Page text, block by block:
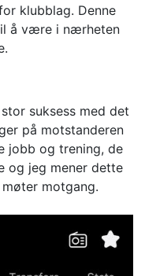
klubblag. Denne
å være i nærheten
suksess med det
på motstanderen
jobb og trening, de
og jeg mener dette
motgang.